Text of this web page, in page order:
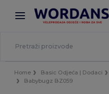
× Aplikacija Wordans
Bolje cijene u aplikaciji!
Home Basic Odjeća | Dodaci
Babybugz BZ059